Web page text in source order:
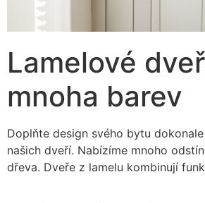
Lamelové
mnoha barev
Doplňte design svého bytu
našich dveří. Nabízíme mnoho
dřeva. Dveře z lamelu kombinují